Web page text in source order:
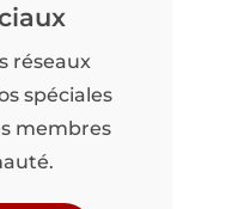
réseaux
spéciales
membres